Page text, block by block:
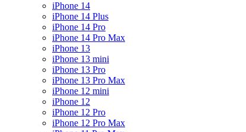
iPhone 14
iPhone 14 Plus
iPhone 14 Pro
iPhone 14 Pro Max
iPhone 13
iPhone 13 mini
iPhone 13 Pro
iPhone 13 Pro Max
iPhone 12 mini
iPhone 12
iPhone 12 Pro
iPhone 12 Pro Max